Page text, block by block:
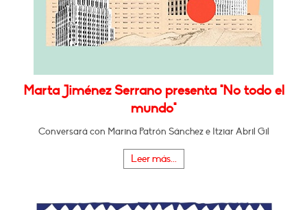
Marta Jiménez Serrano presenta "No todo el
mundo"
Conversará con Marina Patrón Sánchez e Itziar Abril Gil
Leer más...